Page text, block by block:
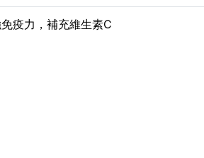
疫力，補充維生素C